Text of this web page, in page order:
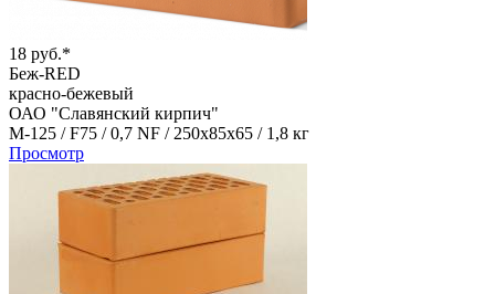
18 руб.*
Беж-RED
красно-бежевый
ОАО "Славянский кирпич"
М-125 /F75 /0,7 NF /250х85х65 / 1,8 кг
Просмотр